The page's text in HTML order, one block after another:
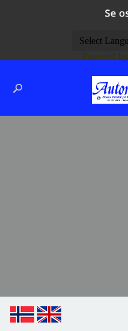
Powered by